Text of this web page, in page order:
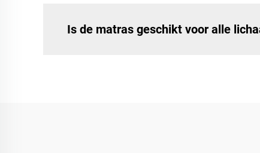
Is de matras geschikt voor alle